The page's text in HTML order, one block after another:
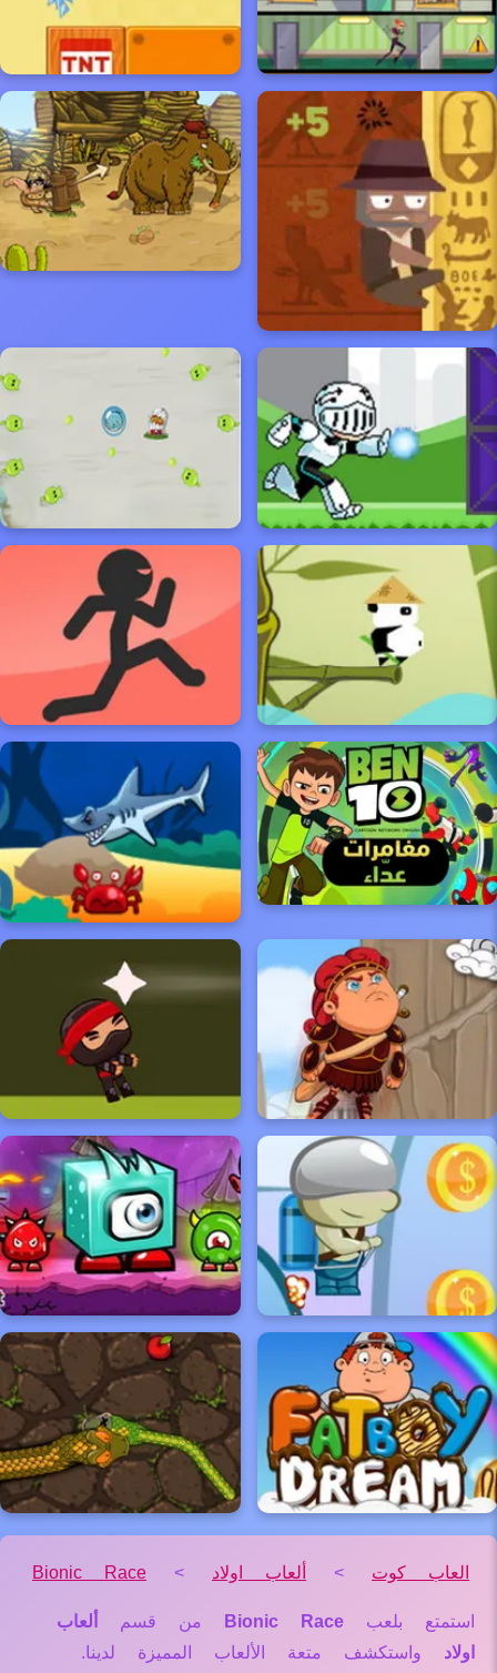
العاب كوت > ألعاب اولاد >
Bionic Race
استمتع بلعب Bionic Race من قسم
ألعاب
اولاد واستكشف متعة الألعاب المميزة لدينا.